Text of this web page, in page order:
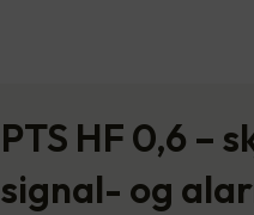
PTS HF 0,6 –
signal- og